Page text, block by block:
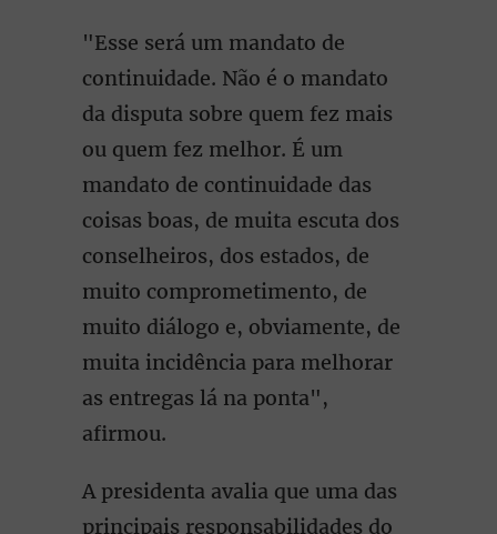
"Esse será um mandato de
continuidade. Não é o mandato
da disputa sobre quem fez mais
ou quem fez melhor. É um
mandato de continuidade das
coisas boas, de muita escuta dos
conselheiros, dos estados, de
muito comprometimento, de
muito diálogo e, obviamente, de
muita incidência para melhorar
as entregas lá na ponta",
afirmou.
A presidenta avalia que uma das
principais responsabilidades do